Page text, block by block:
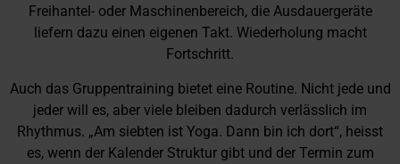
Freihantel- oder Maschinenbereich, die Ausdauergeräte
liefern dazu einen eigenen Takt. Wiederholung macht
Fortschritt.
Auch das Gruppentraining bietet eine Routine. Nicht jede und
jeder will es, aber viele bleiben dadurch verlässlich im
Rhythmus. „Am siebten ist Yoga. Dann bin ich dort“, heisst
es, wenn der Kalender Struktur gibt und der Termin zum